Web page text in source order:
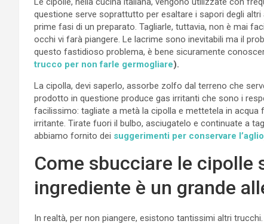
questione serve soprattutto per esaltare i sapori degli
prime fasi di un preparato. Tagliarle, tuttavia, non è mai
occhi vi farà piangere. Le lacrime sono inevitabili ma il
questo fastidioso problema, è bene sicuramente
trucco per non farle germogliare).
La cipolla, devi saperlo, assorbe zolfo dal terreno che
prodotto in questione produce gas irritanti che sono i
facilissimo: tagliate a metà la cipolla e mettetela in
irritante. Tirate fuori il bulbo, asciugatelo e continuate a
abbiamo fornito dei suggerimenti per conservare l’aglio
Come sbucciare le cipolle
ingrediente è un grande
In realtà, per non piangere, esistono tantissimi altri